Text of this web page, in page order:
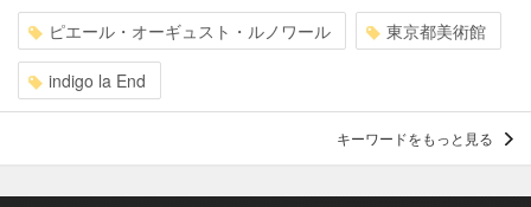
ピエール・オーギュスト・ルノワール 東京都美術館
indigo la End
キーワードをもっと見る